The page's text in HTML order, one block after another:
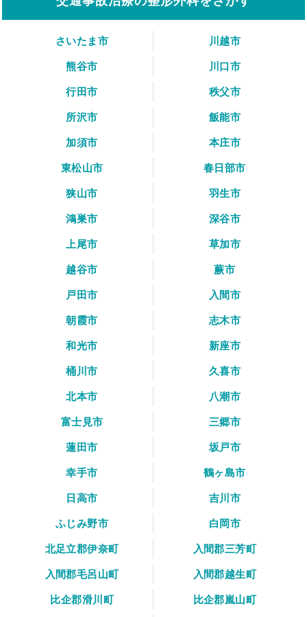
さいたま市
川越市
熊谷市
川口市
行田市
秩父市
所沢市
飯能市
加須市
本庄市
東松山市
春日部市
狭山市
羽生市
鴻巣市
深谷市
上尾市
草加市
越谷市
蕨市
戸田市
入間市
朝霞市
志木市
和光市
新座市
桶川市
久喜市
北本市
八潮市
富士見市
三郷市
蓮田市
坂戸市
幸手市
鶴ヶ島市
日高市
吉川市
ふじみ野市
白岡市
北足立郡伊奈町
入間郡三芳町
入間郡毛呂山町
入間郡越生町
比企郡滑川町
比企郡嵐山町